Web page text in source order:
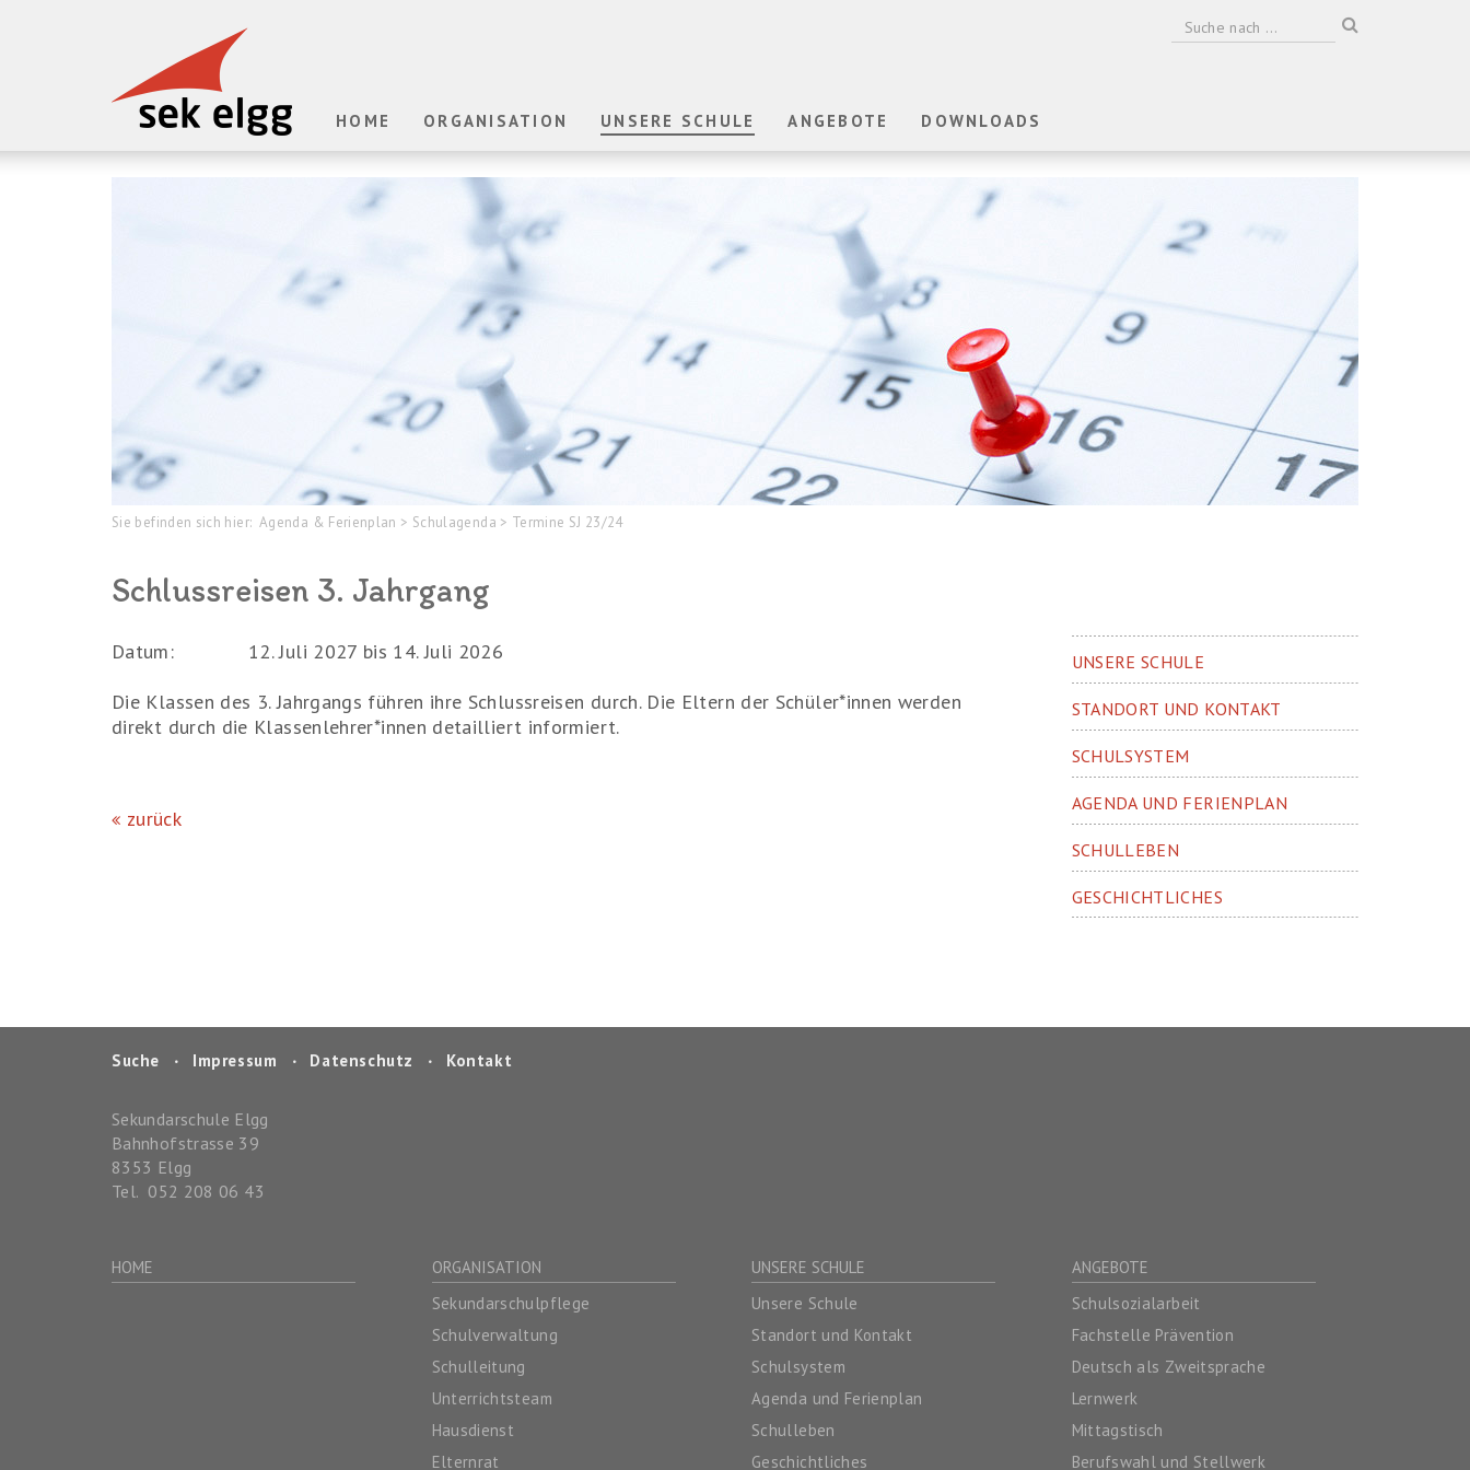
HOME ORGANISATION UNSERE SCHULE ANGEBOTE DOWNLOADS
Sie befinden sich hier: Agenda & Ferienplan > Schulagenda > Termine SJ 23/24
Schlussreisen 3. Jahrgang
Datum:
12. Juli 2027 bis 14. Juli 2026
Die Klassen des 3. Jahrgangs führen ihre Schlussreisen durch. Die Eltern der Schüler*innen werden
direkt durch die Klassenlehrer*innen detailliert informiert.
zurück
UNSERE SCHULE
STANDORT UND KONTAKT
SCHULSYSTEM
AGENDA UND FERIENPLAN
SCHULLEBEN
GESCHICHTLICHES
Suche ‧ Impressum ‧ Datenschutz ‧ Kontakt
Sekundarschule Elgg
Bahnhofstrasse 39
8353 Elgg
Tel. 052 208 06 43
HOME
ORGANISATION
Sekundarschulpflege
Schulverwaltung
Schulleitung
Unterrichtsteam
Hausdienst
Elternrat
UNSERE SCHULE
Unsere Schule
Standort und Kontakt
Schulsystem
Agenda und Ferienplan
Schulleben
Geschichtliches
ANGEBOTE
Schulsozialarbeit
Fachstelle Prävention
Deutsch als Zweitsprache
Lernwerk
Mittagstisch
Berufswahl und Stellwerk